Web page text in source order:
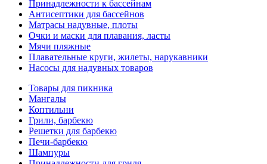
Принадлежности к бассейнам
Антисептики для бассейнов
Матраcы надувные, плоты
Очки и маски для плавания, ласты
Мячи пляжные
Плавательные круги, жилеты, нарукавники
Насосы для надувных товаров
Товары для пикника
Мангалы
Коптильни
Грили, барбекю
Решетки для барбекю
Печи-барбекю
Шампуры